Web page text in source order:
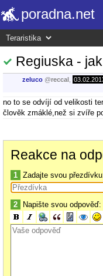
poradna.net
Regiuska -
zeluco @reccal
no to se odvíjí od velikosti
člověk zmáklé,než si zvíře
Reakce na
1 Zadajte svou
2 Napište svou odpověď: